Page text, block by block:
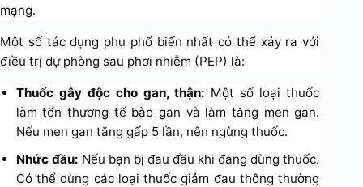
mạng.
Một số tác dụng phụ phổ biến nhất có thể xảy ra với
điều trị dự phòng sau phơi nhiễm (PEP) là:
Thuốc gây độc cho gan, thận: Một số loại thuốc
làm tổn thương tế bào gan và làm tăng men gan.
Nếu men gan tăng gấp 5 lần, nên ngừng thuốc.
Nhức đầu: Nếu bạn bị đau đầu khi đang dùng thuốc.
Có thể dùng các loại thuốc giảm đau thông thường